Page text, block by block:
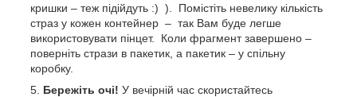
кришки – теж підійдуть :) ). Помістіть невелику кількість
страз у кожен контейнер – так Вам буде легше
використовувати пінцет. Коли фрагмент завершено –
поверніть стрази в пакетик, а пакетик – у спільну
коробку.
Бережіть очі! У вечірній час скористайтесь